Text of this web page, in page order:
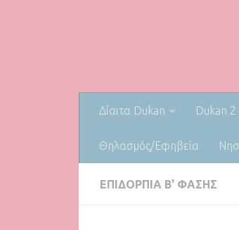
Δίαιτα Dukan Dukan
Θηλασμός/Εφηβεία
ΕΠΙΔΌΡΠΙΑ Β' ΦΆΣΗΣ